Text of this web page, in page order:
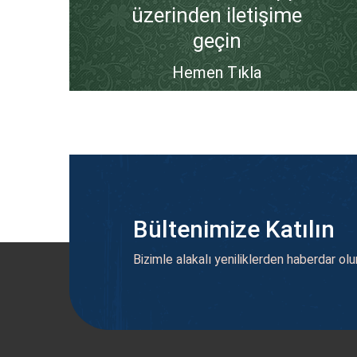
üzerinden iletişime
geçin
Hemen Tıkla
Bültenimize Katılın
Bizimle alakalı yeniliklerden haberdar